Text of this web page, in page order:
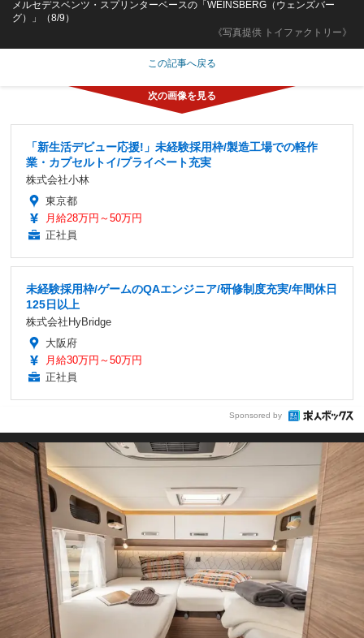
《写真提供 トイファクトリー》
メルセデスベンツ・スプリンターベースの「WEINSBERG（ウェンズバー
グ）」（8/9）
この記事へ戻る
「新生活デビュー応援!」未経験採用枠/製造工場での軽作
業・カプセルトイ/プライベート充実
株式会社小林
東京都
月給28万円～50万円
正社員
未経験採用枠/ゲームのQAエンジニア/研修制度充実/年間休日
125日以上
株式会社HyBridge
大阪府
月給30万円～50万円
正社員
Sponsored by